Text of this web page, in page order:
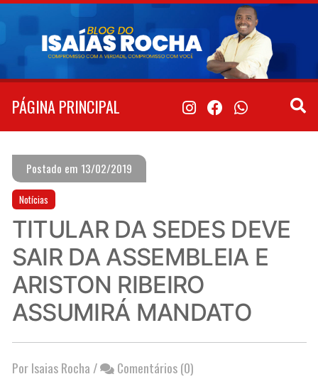
Pular
conteúdo
PÁGINA PRINCIPAL
Postado em 13/02/2019
Notícias
TITULAR DA SEDES DEVE
SAIR DA ASSEMBLEIA E
ARISTON RIBEIRO
ASSUMIRÁ MANDATO
Por Isaias Rocha / Comentários (0)